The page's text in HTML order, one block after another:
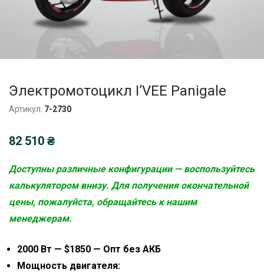
Электромотоцикл I’VEE Panigale
Артикул: 7-2730
82 510 ₴
Доступны различные конфигурации — воспользуйтесь
калькулятором внизу. Для получения окончательной
цены, пожалуйста, обращайтесь к нашим
менеджерам.
2000 Вт — $1850 — Опт без АКБ
Мощность двигателя: